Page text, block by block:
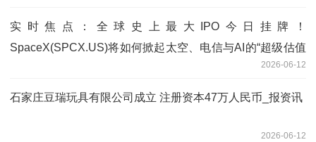
实时焦点：全球史上最大IPO今日挂牌！
SpaceX(SPCX.US)将如何掀起太空、电信与AI的“超级估值
2026-06-12
石家庄豆瑞玩具有限公司成立 注册资本47万人民币_报资讯
2026-06-12